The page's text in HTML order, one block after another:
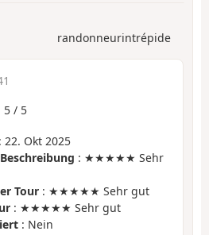
randonneurintrépide
5 / 5
: 22. Okt 2025
: ★★★★★ Sehr
Tour : ★★★★★ Sehr gut
: ★★★★★ Sehr gut
: Nein